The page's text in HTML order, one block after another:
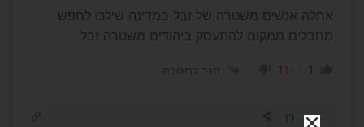
אחלה אנשים משטרה של זבל במדינה שילכו לחפש
מחבלים ממקום להתעסק ביהודים משטרה זבל
1
-11
רן